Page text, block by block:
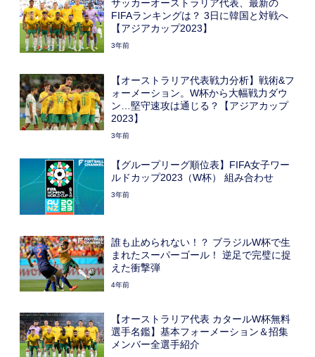
サッカーオーストラリア代表、最新の
FIFAランキングは？ 3日に韓国と対戦へ
【アジアカップ2023】
3年前
【オーストラリア代表戦力分析】戦術&フ
ォーメーション。W杯から大幅戦力ダウ
ン…堅守速攻は通じる？【アジアカップ
2023】
3年前
【グループリーグ順位表】FIFA女子ワー
ルドカップ2023（W杯） 組み合わせ
3年前
誰も止められない！？ ブラジルW杯で生
まれたスーパーゴール！ 逆足で完璧に捉
えた衝撃弾
4年前
【オーストラリア代表 カタールW杯無料
選手名鑑】基本フォーメーション＆招集
メンバー全選手紹介